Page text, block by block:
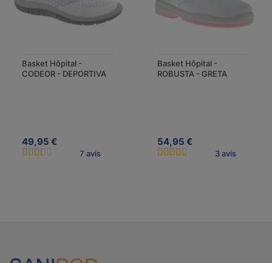
Basket Hôpital -
CODEOR - DEPORTIVA
49,95 €
7 avis
Basket Hôpital -
ROBUSTA - GRETA
54,95 €
3 avis